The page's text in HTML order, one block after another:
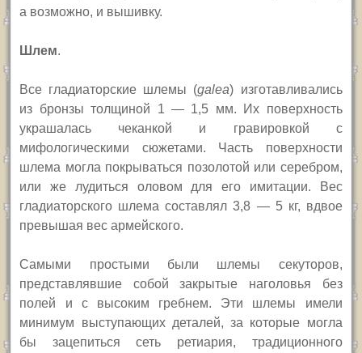
а возможно, и вышивку.
Шлем.
Все гладиаторские шлемы (galea)
изготавливались
из бронзы толщиной 1 — 1,5 мм. Их поверхность
украшалась чеканкой и гравировкой с
мифологическими сюжетами. Часть поверхности
шлема могла покрываться позолотой или серебром,
или же лудиться оловом для его имитации. Вес
гладиаторского шлема составлял 3,8 — 5 кг, вдвое
превышая вес армейского.
Самыми простыми были шлемы секуторов,
представлявшие собой закрытые наголовья без
полей и с высоким гребнем. Эти шлемы имели
минимум выступающих деталей, за которые могла
бы зацепиться сеть ретиария, традиционного